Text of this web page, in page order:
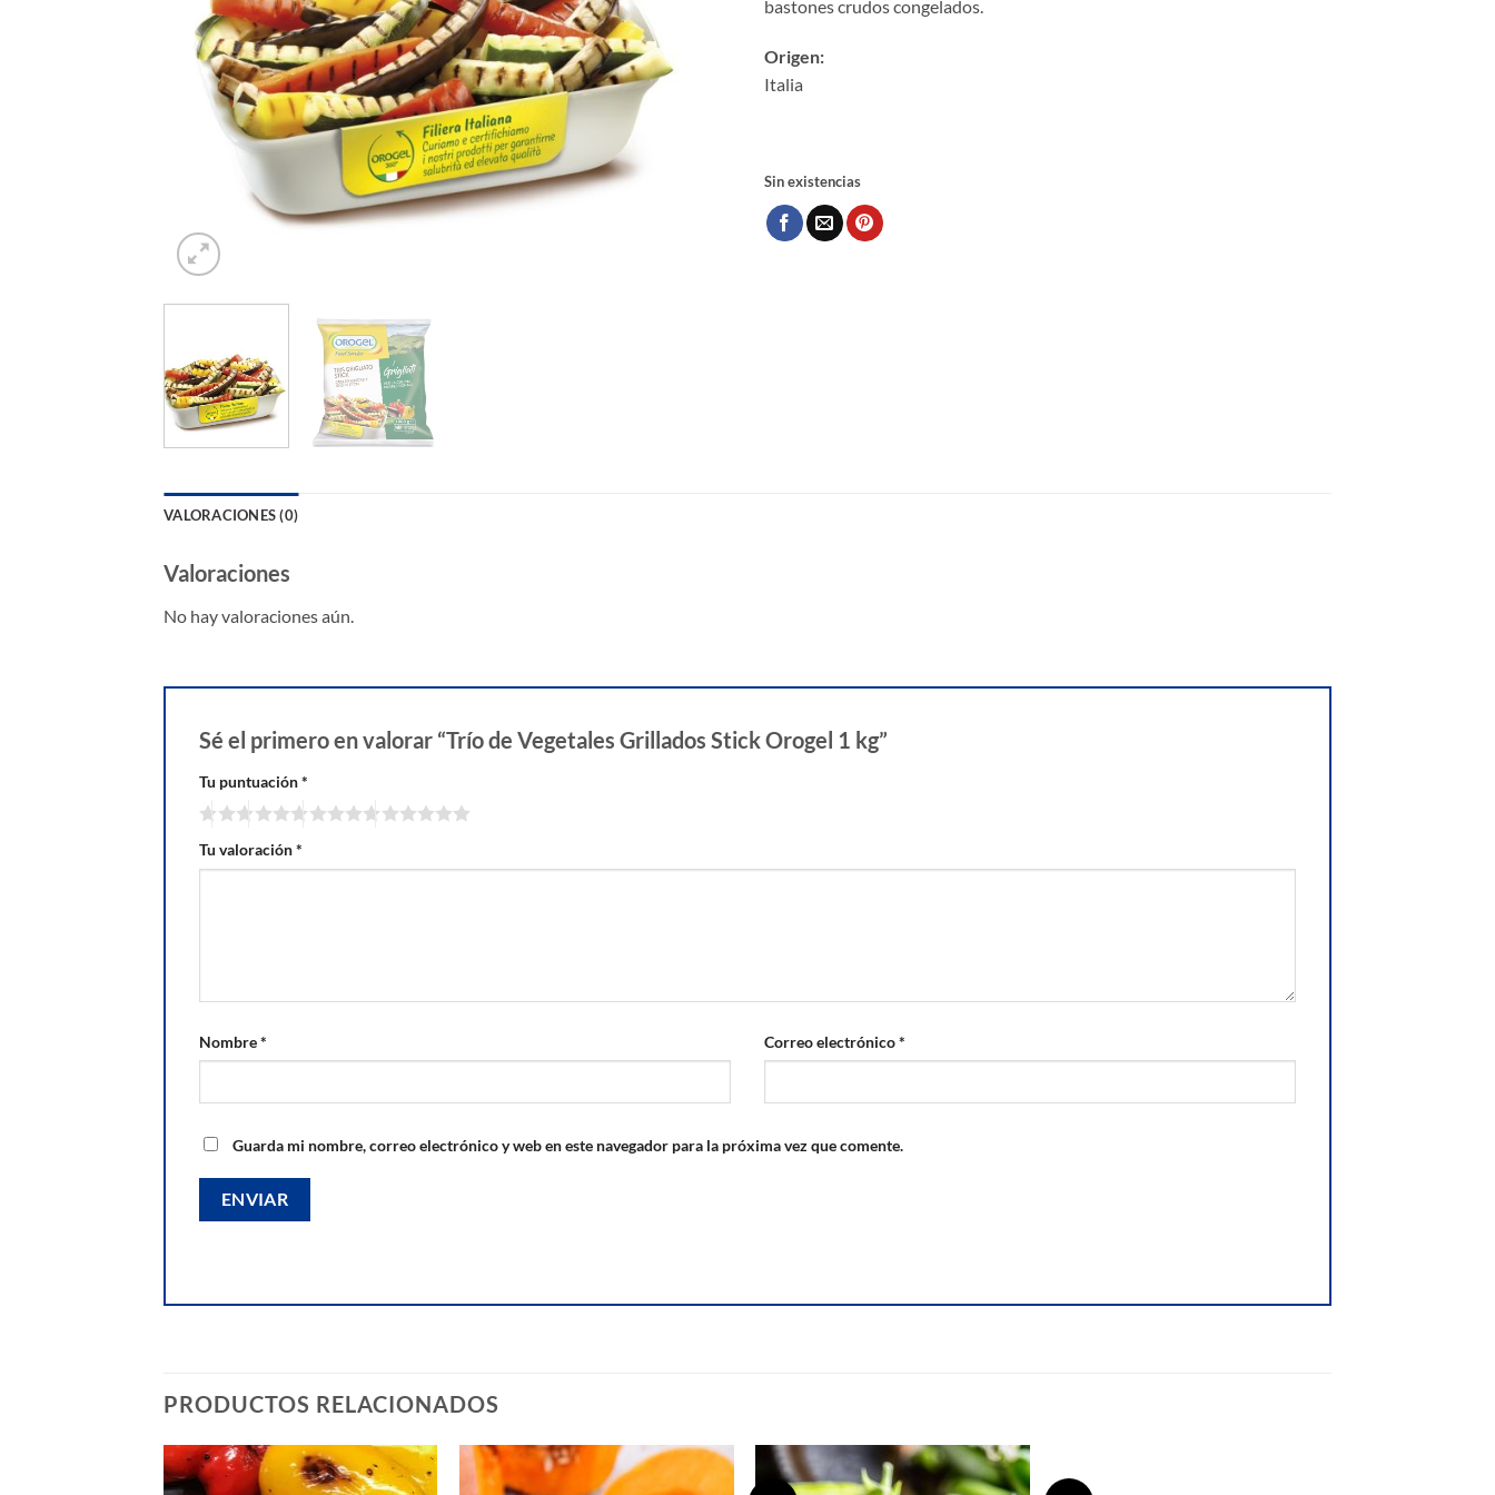
bastones crudos congelados.
Origen:
Italia
Sin existencias
VALORACIONES (0)
Valoraciones
No hay valoraciones aún.
Sé el primero en valorar “Trío de Vegetales Grillados Stick Orogel 1 kg”
Tu puntuación*
Tu valoración*
Nombre* Correo electrónico*
Guarda mi nombre, correo electrónico y web en este navegador para la próxima vez que comente.
PRODUCTOS RELACIONADOS